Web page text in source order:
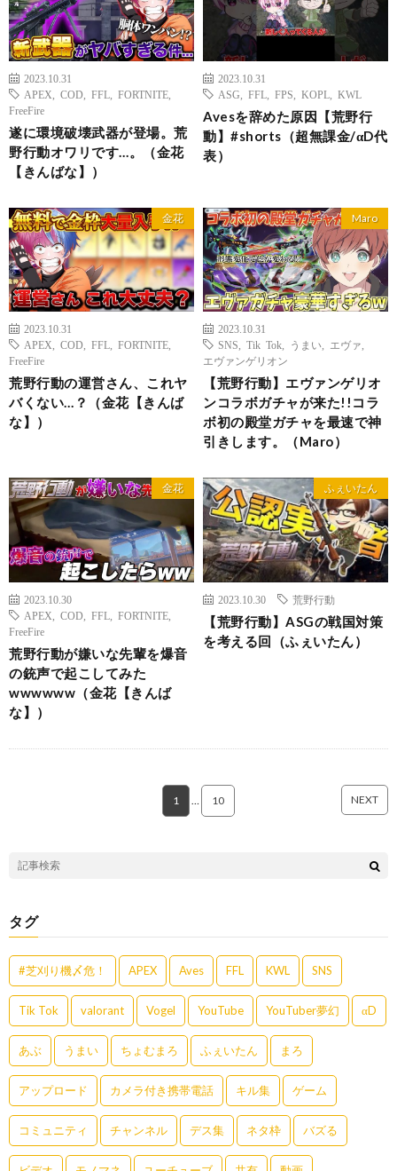
2023.10.31
APEX
COD FFL FORTNITE
FreeFire
遂に環境破壊武器が登場。荒
野行動オワリです…。（金花
【きんばな】）
2023.10.31
ASG
FFL FPS KOPL KWL
Avesを辞めた原因【荒野行
動】#shorts（超無課金/αD代
表）
金花
2023.10.31
APEX
COD FFL FORTNITE
FreeFire
荒野行動の運営さん、これヤ
バくない…？（金花【きんば
な】）
Maro
2023.10.31
SNS
Tik Tok うまい エヴァ
エヴァンゲリオン
【荒野行動】エヴァンゲリオ
ンコラボガチャが来た!!コラ
ボ初の殿堂ガチャを最速で神
引きします。（Maro）
金花
2023.10.30
APEX
COD FFL FORTNITE
FreeFire
荒野行動が嫌いな先輩を爆音
の銃声で起こしてみた
wwwwww（金花【きんば
な】）
ふぇいたん
2023.10.30 荒野行動
【荒野行動】ASGの戦国対策
を考える回（ふぇいたん）
1 10 NEXT
タグ
#芝刈り機〆危！ APEX Aves FFL KWL SNS
Tik Tok valorant Vogel YouTube YouTuber夢幻 αD
あぶ うまい ちょむまろ ふぇいたん まろ
アップロード カメラ付き携帯電話 キル集 ゲーム
コミュニティ チャンネル デス集 ネタ枠 バズる